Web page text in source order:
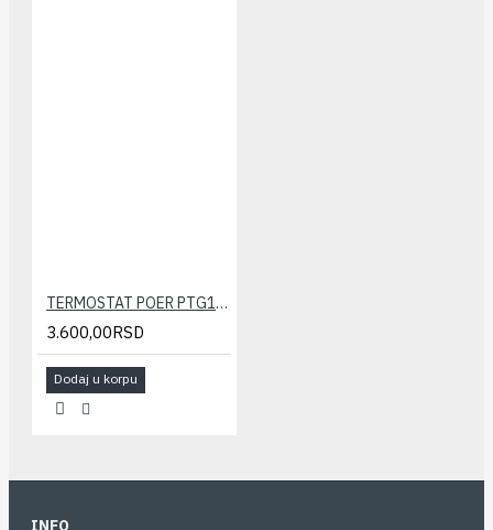
TERMOSTAT POER PTG10(gateway)
3.600,00RSD
Dodaj u korpu
INFO